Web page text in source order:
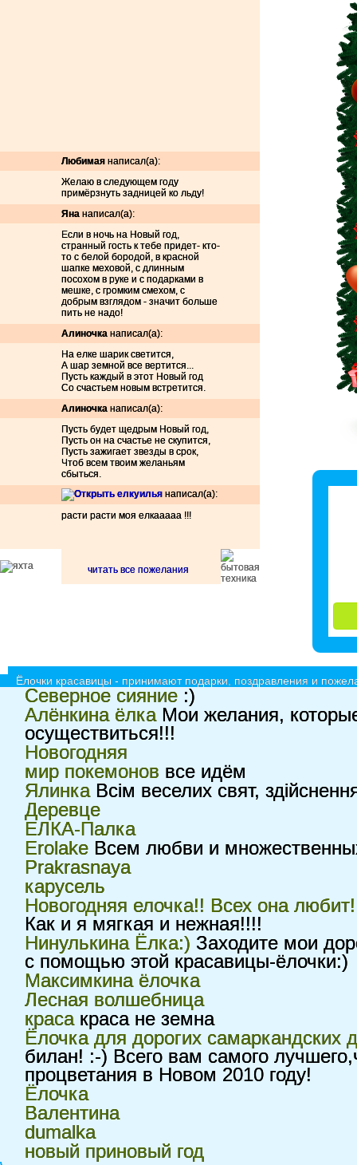
Любимая написал(а):
Желаю в следующем году
примёрзнуть задницей ко льду!
Яна написал(а):
Если в ночь на Новый год,
странный гость к тебе придет- кто-
то с белой бородой, в красной
шапке меховой, с длинным
посохом в руке и с подарками в
мешке, с громким смехом, с
добрым взглядом - значит больше
пить не надо!
Алиночка написал(а):
На елке шарик светится,
А шар земной все вертится...
Пусть каждый в этот Новый год
Со счастьем новым встретится.
Алиночка написал(а):
Пусть будет щедрым Новый год,
Пусть он на счастье не скупится,
Пусть зажигает звезды в срок,
Чтоб всем твоим желаньям
сбыться.
илья написал(а):
расти расти моя елкааааа !!!
читать все пожелания
Ёлочки красавицы - принимают подарки, поздравления и
Северное сияние :)
Алёнкина ёлкаМои желания,
осуществиться!!!
Новогодняя
мир покемонов все идём
ЯлинкаВсім веселих свят,
Деревце
ЕЛКА-Палка
Erolake Всем любви и
Prakrasnaya
карусель
Новогодняя елочка!! Всех она
Как и я мягкая и нежная!!!!
Нинулькина Ёлка:) Заходите мои
с помощью этой красавицы-ёлочки:)
Максимкина ёлочка
Лесная волшебница
красакраса не земна
Ёлочка для дорогих самаркандских
билан! :-) Всего вам самого
процветания в Новом 2010 году!
Ёлочка
Валентина
dumalka
новый приновый год